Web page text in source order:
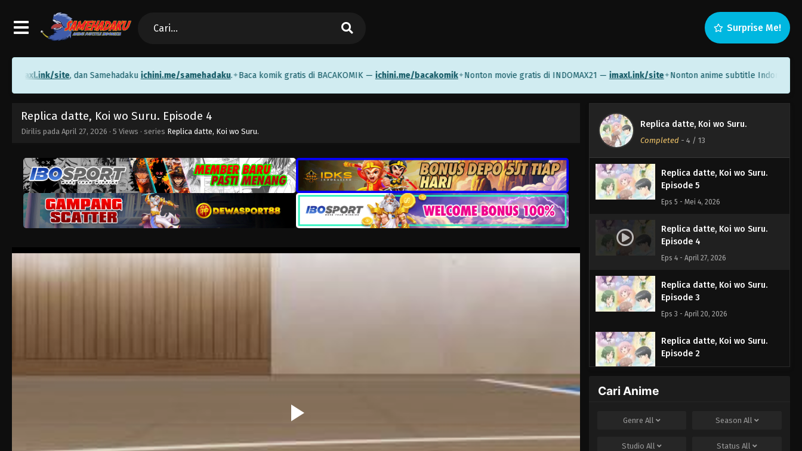
Surprise Me!
site, dan Samehadakuichini.me/samehadaku.✦Baca komik gratis di BACAKOMIK —ichini.me/bacakomik ✦Nonton movie gratis di INDOMAX21 —imaxl.ink/site ✦Nonton anime subtitle Indonesia di
Replica datte, Koi wo Suru. Episode 4
Dirilis pada April 27, 2026 · 5 Views · series Replica datte, Koi wo Suru.
Replica datte, Koi wo Suru.
Completed- 4/ 13
Eps 8 - Mei 25, 2026
Episode 7
Episode 6
Eps 6 - Mei 11, 2026
Replica datte, Koi wo Suru.
Episode 5
Eps 5 - Mei 4, 2026
Replica datte, Koi wo Suru.
Episode 4
Eps 4 - April 27, 2026
Replica datte, Koi wo Suru.
Episode 3
Eps 3 - April 20, 2026
Replica datte, Koi wo Suru.
Episode 2
Eps 2 - April 14, 2026
Eps 1 - April 7, 2026
Cari Anime
GenreAll Season All
StudioAll StatusAll